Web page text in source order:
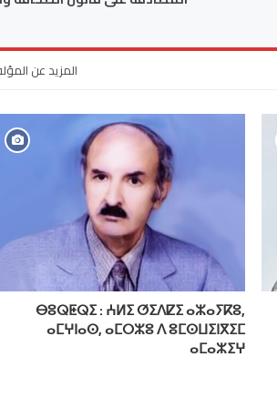
المزيد عن
ⴱⵓⵕⵟⵕⵉ : ⵄⵍⵉ ⵚⵉⴷⵇⵉ ⴰⵣⴰⵢⴽⵓ,
ⴰⵎⵖⵏⴰⵙ, ⴰⵎⵔⵣⵓ ⴷ ⵓⵎⵙⵡⵉⵏⴳⵉⵎ
ⴰⵎⴰⵣⵉⵖ